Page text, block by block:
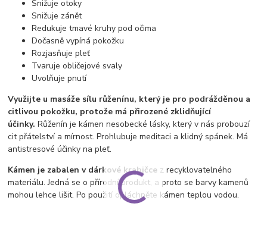
Snižuje otoky
Snižuje zánět
Redukuje tmavé kruhy pod očima
Dočasně vypíná pokožku
Rozjasňuje pleť
Tvaruje obličejové svaly
Uvolňuje pnutí
Využijte u masáže sílu růženínu, který je pro podrážděnou a
citlivou pokožku, protože má přirozené zklidňující
účinky.Růženín je kámen nesobecké lásky, který v nás probouzí
cit přátelství a mírnost. Prohlubuje meditaci a klidný spánek. Má
antistresové účinky na pleť.
Kámen je zabalen v dárkové krabičce z recyklovatelného
materiálu. Jedná se o přírodní produkt, a proto se barvy kamenů
mohou lehce lišit. Po použití opláchněte kámen teplou vodou.